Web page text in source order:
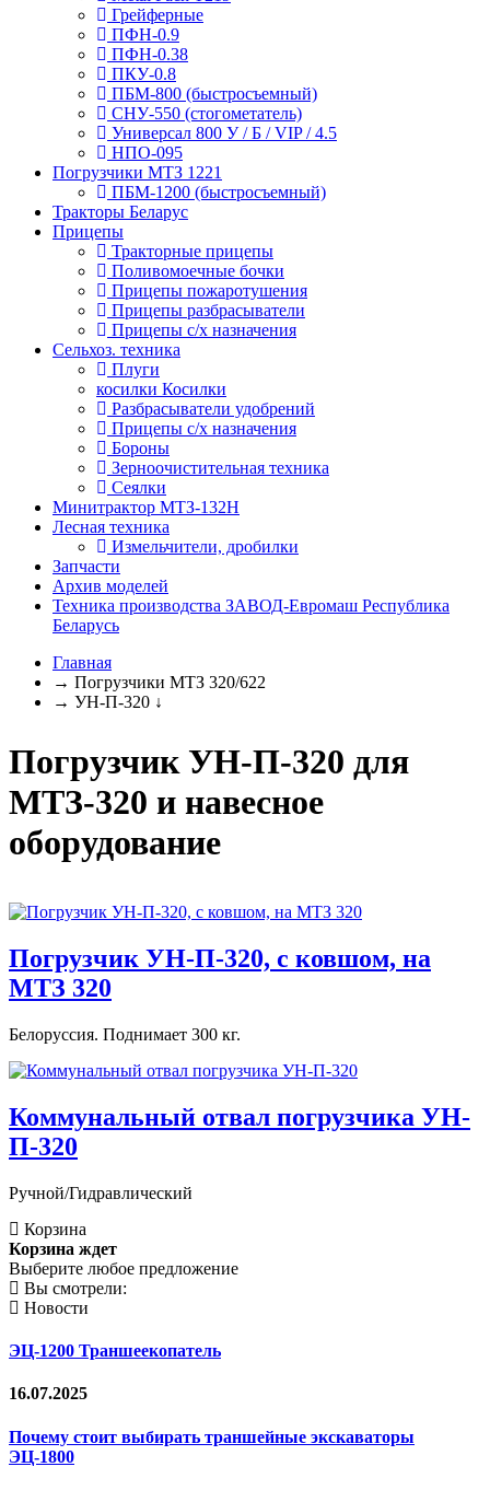
Грейферные
ПФН-0.9
ПФН-0.38
ПКУ-0.8
ПБМ-800 (быстросъемный)
СНУ-550 (стогометатель)
Универсал 800 У / Б / VIP / 4.5
НПО-095
Погрузчики МТЗ 1221
ПБМ-1200 (быстросъемный)
Тракторы Беларус
Прицепы
Тракторные прицепы
Поливомоечные бочки
Прицепы пожаротушения
Прицепы разбрасыватели
Прицепы с/х назначения
Сельхоз. техника
Плуги
косилки Косилки
Разбрасыватели удобрений
Прицепы с/х назначения
Бороны
Зерноочистительная техника
Сеялки
Минитрактор МТЗ-132Н
Лесная техника
Измельчители, дробилки
Запчасти
Архив моделей
Техника производства ЗАВОД-Евромаш Республика
Беларусь
Главная
→ Погрузчики МТЗ 320/622
→ УН-П-320 ↓
Погрузчик УН-П-320 для
МТЗ-320 и навесное
оборудование
Погрузчик УН-П-320, с ковшом, на
МТЗ 320
Белоруссия. Поднимает 300 кг.
Коммунальный отвал погрузчика УН-
П-320
Ручной/Гидравлический
Корзина
Корзина ждет
Выберите любое предложение
Вы смотрели:
Новости
ЭЦ-1200 Траншеекопатель
16.07.2025
Почему стоит выбирать траншейные экскаваторы
ЭЦ-1800